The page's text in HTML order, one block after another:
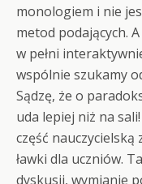
monologiem i nie
metod podających.
w pełni
wspólnie szukamy
Sądzę, że o
uda lepiej niż na
część
ławki dla uczniów.
dyskusji, wymianie